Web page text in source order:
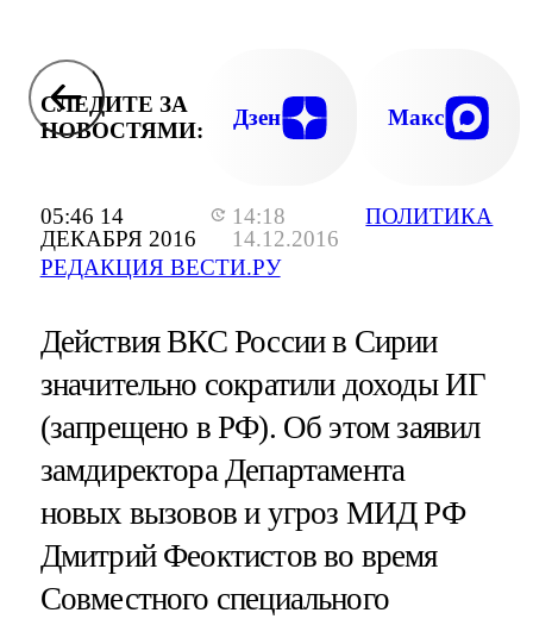
05:46 14
ДЕКАБРЯ 2016
14:18
14.12.2016
РЕДАКЦИЯ ВЕСТИ.РУ
ПОЛИТИКА
СЛЕДИТЕ ЗА
НОВОСТЯМИ:
Дзен Макс
Действия ВКС России в Сирии
значительно сократили доходы ИГ
(запрещено в РФ). Об этом заявил
замдиректора Департамента
новых вызовов и угроз МИД РФ
Дмитрий Феоктистов во время
Совместного специального